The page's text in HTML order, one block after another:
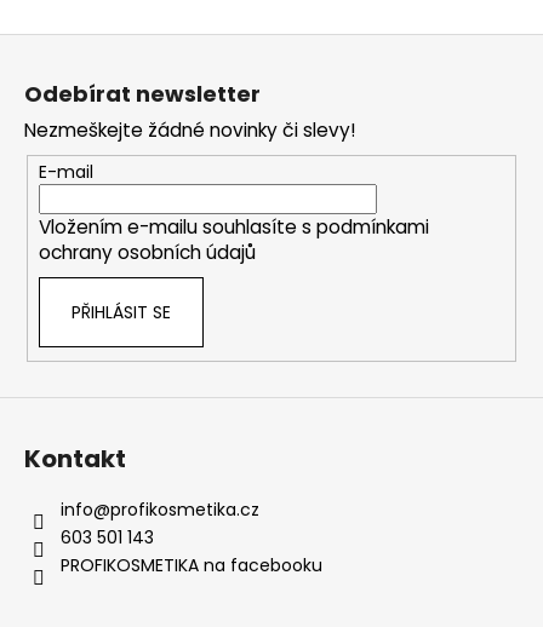
Z
Odebírat newsletter
Nezmeškejte žádné novinky či slevy!
E-mail
Vložením e-mailu souhlasíte s podmínkami
ochrany osobních údajů
PŘIHLÁSIT SE
Kontakt
info@profikosmetika.cz
603 501 143
PROFIKOSMETIKA na facebooku